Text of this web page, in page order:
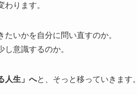
ります。
いかを自分に問い直すのか。
意識するのか。
人生」へと、そっと移っていきます。